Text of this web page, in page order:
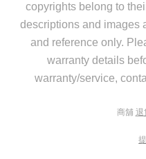
copyrights belong to
descriptions and images
and reference only.
warranty details
warranty/service,
商舖 退